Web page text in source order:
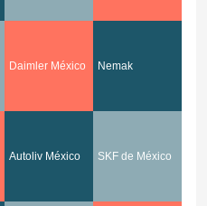
Daimler México Nemak
Autoliv México SKF de México